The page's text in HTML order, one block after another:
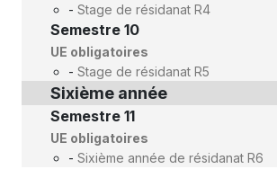
- Stage de résidanat R4
Semestre 10
UE obligatoires
- Stage de résidanat R5
Sixième année
Semestre 11
UE obligatoires
- Sixième année de résidanat R6